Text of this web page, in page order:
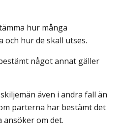
hur många
och hur de skall utses.
något annat gäller
även i andra fall än
parterna har bestämt det
om det.